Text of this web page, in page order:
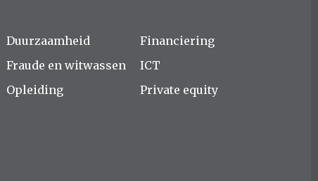
Duurzaamheid
Fraude en witwassen
Opleiding
Financiering
ICT
Private equity